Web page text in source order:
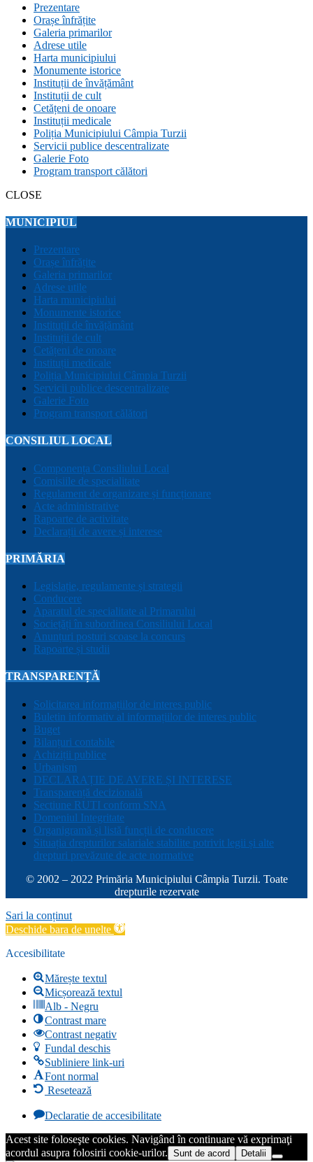
Prezentare
Orașe înfrățite
Galeria primarilor
Adrese utile
Harta municipiului
Monumente istorice
Instituții de învățământ
Instituții de cult
Cetățeni de onoare
Instituții medicale
Poliția Municipiului Câmpia Turzii
Servicii publice descentralizate
Galerie Foto
Program transport călători
CLOSE
MUNICIPIUL
Prezentare
Orașe înfrățite
Galeria primarilor
Adrese utile
Harta municipiului
Monumente istorice
Instituții de învățământ
Instituții de cult
Cetățeni de onoare
Instituții medicale
Poliția Municipiului Câmpia Turzii
Servicii publice descentralizate
Galerie Foto
Program transport călători
CONSILIUL LOCAL
Componența Consiliului Local
Comisiile de specialitate
Regulament de organizare și funcționare
Acte administrative
Rapoarte de activitate
Declarații de avere și interese
PRIMĂRIA
Legislație, regulamente și strategii
Conducere
Aparatul de specialitate al Primarului
Sociețăți în subordinea Consiliului Local
Anunțuri posturi scoase la concurs
Rapoarte și studii
TRANSPARENȚĂ
Solicitarea informațiilor de interes public
Buletin informativ al informațiilor de interes public
Buget
Bilanțuri contabile
Achiziții publice
Urbanism
DECLARAȚIE DE AVERE ȘI INTERESE
Transparență decizională
Sectiune RUTI conform SNA
Domeniul Integritate
Organigramă și listă funcții de conducere
Situația drepturilor salariale stabilite potrivit legii și alte
drepturi prevăzute de acte normative
© 2002 – 2022 Primăria Municipiului Câmpia Turzii. Toate
drepturile rezervate
Sari la conținut
Deschide bara de unelte
Accesibilitate
Mărește textul
Micșorează textul
Alb - Negru
Contrast mare
Contrast negativ
Fundal deschis
Subliniere link-uri
Font normal
Resetează
Declaratie de accesibilitate
Acest site foloseşte cookies. Navigând în continuare vă exprimaţi
acordul asupra folosirii cookie-urilor. Sunt de acord Detalii